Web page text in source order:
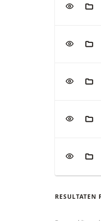
VOEGAAN
VOEGAAN
VOEGAAN
VOEGAAN
VOEGAAN
RESULTATEN